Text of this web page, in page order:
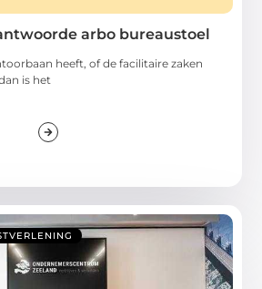
arbo bureaustoel
heeft, of de facilitaire zaken
is het